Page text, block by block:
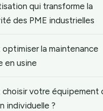
qui transforme la
des PME industrielles
optimiser la maintenance
en usine
choisir votre équipement
individuelle ?